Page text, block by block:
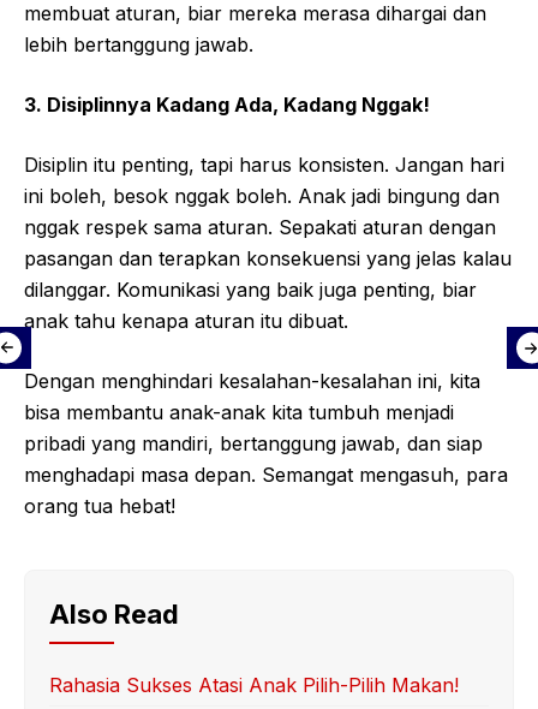
membuat aturan, biar mereka merasa dihargai dan
lebih bertanggung jawab.
3. Disiplinnya Kadang Ada, Kadang Nggak!
Disiplin itu penting, tapi harus konsisten. Jangan hari
ini boleh, besok nggak boleh. Anak jadi bingung dan
nggak respek sama aturan. Sepakati aturan dengan
pasangan dan terapkan konsekuensi yang jelas kalau
dilanggar. Komunikasi yang baik juga penting, biar
anak tahu kenapa aturan itu dibuat.
Dengan menghindari kesalahan-kesalahan ini, kita
bisa membantu anak-anak kita tumbuh menjadi
pribadi yang mandiri, bertanggung jawab, dan siap
menghadapi masa depan. Semangat mengasuh, para
orang tua hebat!
Also Read
Rahasia Sukses Atasi Anak Pilih-Pilih Makan!